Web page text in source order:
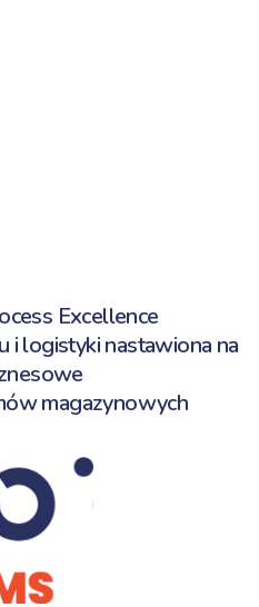
Excellence
i logistyki nastawiona na
magazynowych